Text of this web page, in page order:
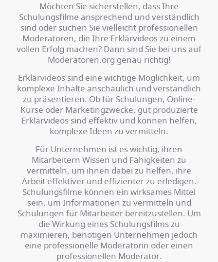
Möchten Sie sicherstellen, dass Ihre
Schulungsfilme ansprechend und verständlich
sind oder suchen Sie vielleicht professionellen
Moderatoren, die Ihre Erklärvideos zu einem
vollen Erfolg machen? Dann sind Sie bei uns auf
Moderatoren.org genau richtig!
Erklärvideos sind eine wichtige Möglichkeit, um
komplexe Inhalte anschaulich und verständlich
zu präsentieren. Ob für Schulungen, Online-
Kurse oder Marketingzwecke, gut produzierte
Erklärvideos sind effektiv und können helfen,
komplexe Ideen zu vermitteln.
Für Unternehmen ist es wichtig, ihren
Mitarbeitern Wissen und Fähigkeiten zu
vermitteln, um ihnen dabei zu helfen, ihre
Arbeit effektiver und effizienter zu erledigen.
Schulungsfilme können ein wirksames Mittel
sein, um Informationen zu vermitteln und
Schulungen für Mitarbeiter bereitzustellen. Um
die Wirkung eines Schulungsfilms zu
maximieren, benötigen Unternehmen jedoch
eine professionelle Moderatorin oder einen
professionellen Moderator.